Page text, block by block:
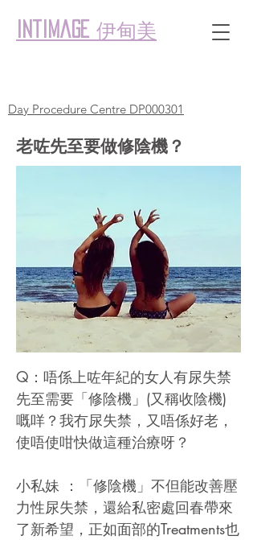
intimage 伊甸美
Day Procedure Centre DP000301
老咗先至要做修陰機？
Q：唔係上咗年紀的女人有尿失禁
先至需要「修陰機」(又稱收陰機)
嘅咩？我冇尿失禁，又唔係好老，
使唔使咁快做這種治療呀？
小私妹 ：「修陰機」不但能改善壓
力性尿失禁，還給私密處回春帶來
了新希望，正如面部的Treatments也